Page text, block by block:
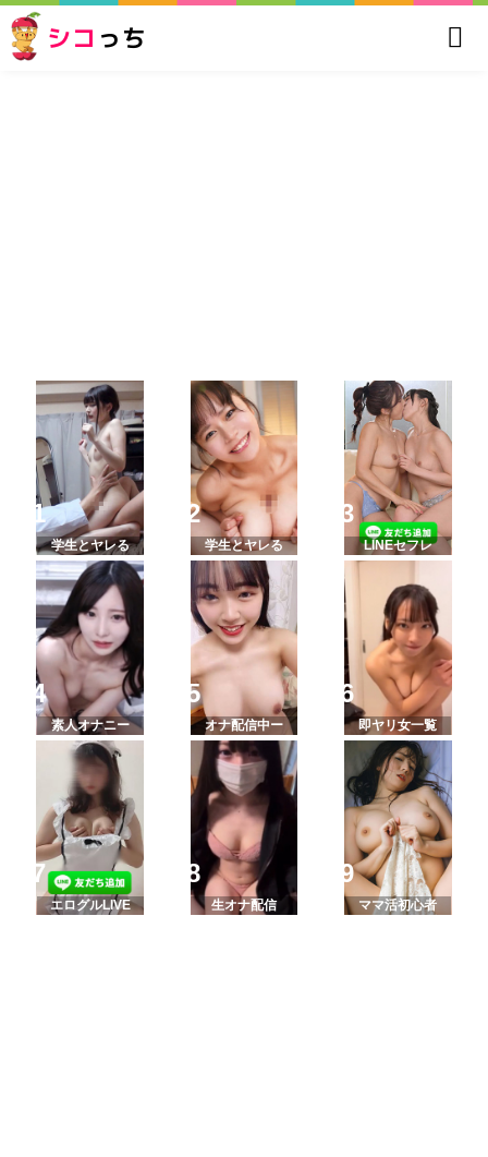
シコ っち
学生とヤレる 学生とヤレる LINEセフレ
素人オナニー オナ配信中ー 即ヤリ女一覧
エログルLIVE 生オナ配信 ママ活初心者